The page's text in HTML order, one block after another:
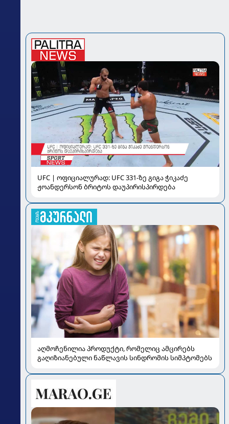
UFC | ოფიციალურად: UFC 331-ზე გიგა ჭიკაძე
ჟოანდერსონ ბრიტოს დაუპირისპირდება
აღმოჩენილია პროდუქტი, რომელიც ამცირებს
გაღიზიანებული ნაწლავის სინდრომის სიმპტომებს